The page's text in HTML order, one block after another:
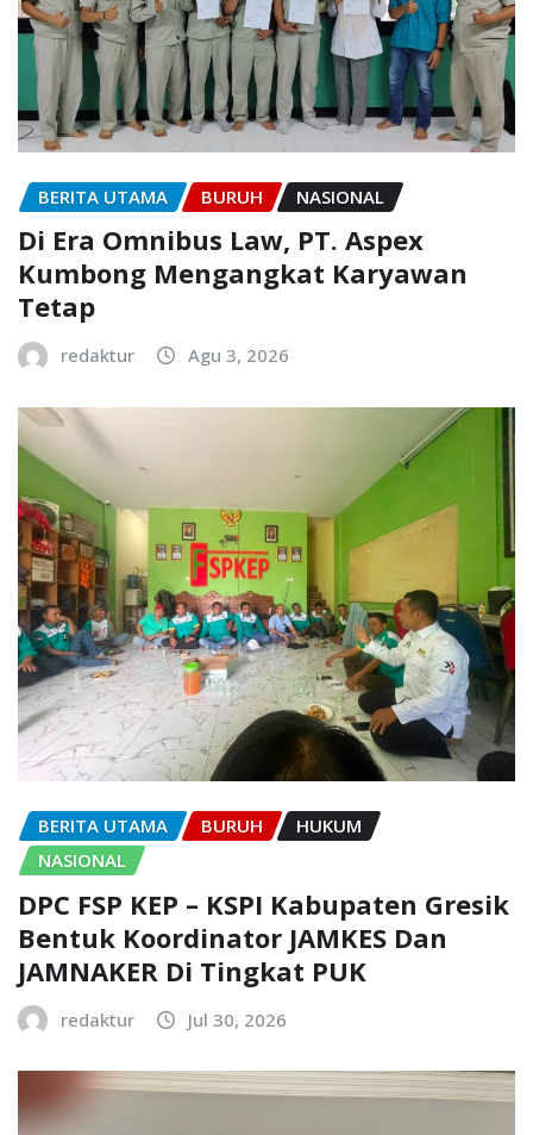
BERITA UTAMA BURUH NASIONAL
Di Era Omnibus Law, PT. Aspex
Kumbong Mengangkat Karyawan
Tetap
redaktur Agu 3, 2026
BERITA UTAMA BURUH
HUKUM
NASIONAL
DPC FSP KEP – KSPI Kabupaten Gresik
Bentuk Koordinator JAMKES Dan
JAMNAKER Di Tingkat PUK
redaktur Jul 30, 2026